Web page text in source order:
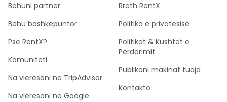
Bëhuni partner
Bëhu bashkepuntor
Pse RentX?
Komuniteti
Na vlerësoni në TripAdvisor
Na vlerësoni në Google
Rreth RentX
Politika e privatësisë
Politikat & Kushtet e
Përdorimit
Publikoni makinat tuaja
Kontakto